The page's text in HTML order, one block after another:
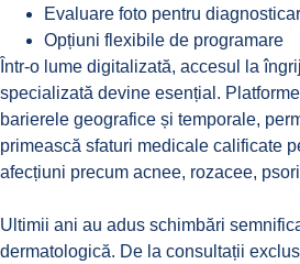
Evaluare foto pentru
Opțiuni flexibile de programare
Într-o lume digitalizată, accesul la
specializată devine esențial.
barierele geografice și temporale,
primească sfaturi medicale calificate
afecțiuni precum acnee, rozacee,
Ultimii ani au adus schimbări
dermatologică. De la consultații